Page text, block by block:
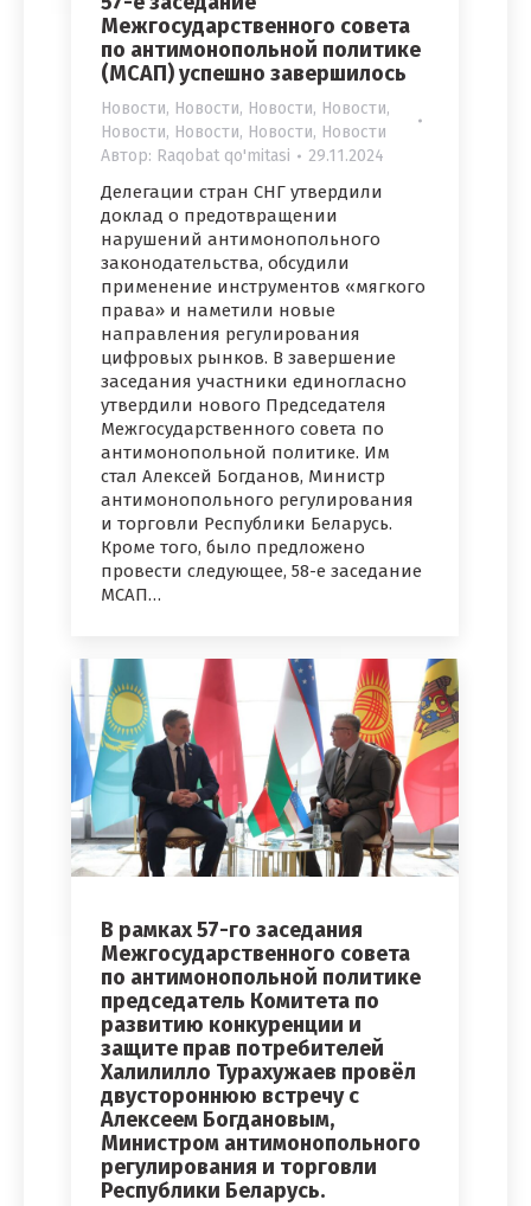
Межгосударственного совета
по антимонопольной политике
(МСАП) успешно завершилось
Новости, Новости, Новости, Новости,
Новости, Новости, Новости, Новости
Автор: Raqobat qo'mitasi 29.11.2024
Делегации стран СНГ утвердили
доклад о предотвращении
нарушений антимонопольного
законодательства, обсудили
применение инструментов «мягкого
права» и наметили новые
направления регулирования
цифровых рынков. В завершение
заседания участники единогласно
утвердили нового Председателя
Межгосударственного совета по
антимонопольной политике. Им
стал Алексей Богданов, Министр
антимонопольного регулирования
и торговли Республики Беларусь.
Кроме того, было предложено
провести следующее, 58-е заседание
МСАП…
В рамках 57-го заседания
Межгосударственного совета
по антимонопольной политике
председатель Комитета по
развитию конкуренции и
защите прав потребителей
Халилилло Турахужаев провёл
двустороннюю встречу с
Алексеем Богдановым,
Министром антимонопольного
регулирования и торговли
Республики Беларусь.